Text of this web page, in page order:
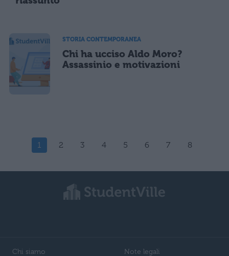
STORIA CONTEMPORANEA
Chi ha ucciso Aldo Moro?
Assassinio e motivazioni
1 2 3 4 5 6 7 8
Chi siamo Note legali